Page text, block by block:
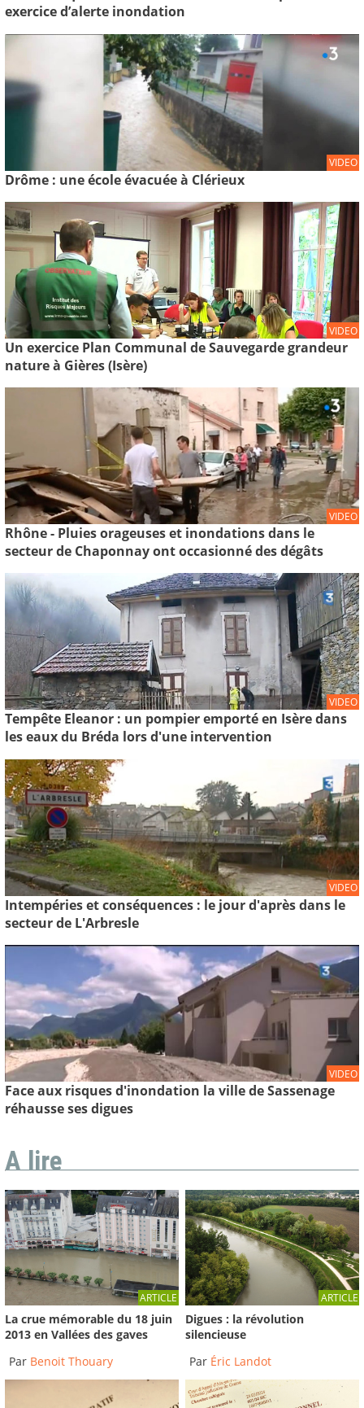
exercice d’alerte inondation
VIDEO
Drôme : une école évacuée à Clérieux
VIDEO
Un exercice Plan Communal de Sauvegarde grandeur
nature à Gières (Isère)
VIDEO
Rhône - Pluies orageuses et inondations dans le
secteur de Chaponnay ont occasionné des dégâts
VIDEO
Tempête Eleanor : un pompier emporté en Isère dans
les eaux du Bréda lors d'une intervention
VIDEO
Intempéries et conséquences : le jour d'après dans le
secteur de L'Arbresle
VIDEO
Face aux risques d'inondation la ville de Sassenage
réhausse ses digues
A lire
ARTICLE
La crue mémorable du 18 juin
2013 en Vallées des gaves
Par Benoit Thouary
ARTICLE
Digues : la révolution
silencieuse
Par Éric Landot